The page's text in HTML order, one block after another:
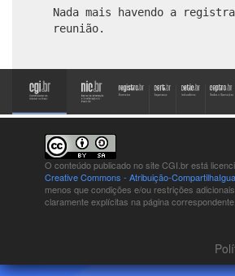
Nada mais havendo a
reunião.
O conteúdo publicado no site CGI.br está
Creative Commons - Atribuição-
menos que condições e/ou restrições
claramente explícitas na página correspondente.